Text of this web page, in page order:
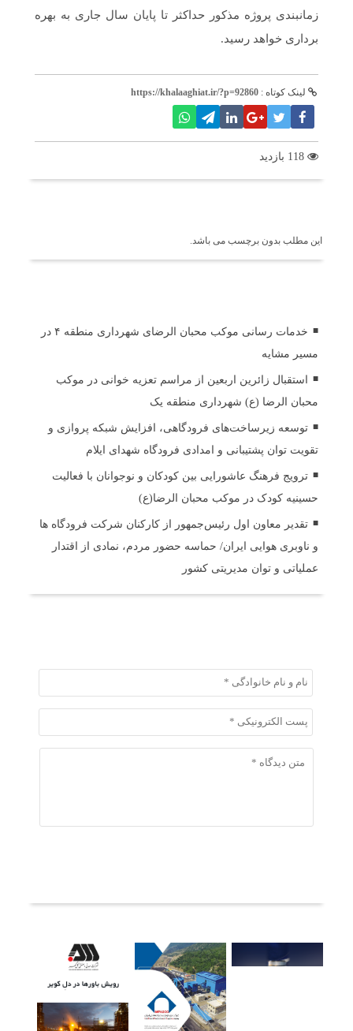
زمانبندی پروژه مذکور حداکثر تا پایان سال جاری به بهره
برداری خواهد رسید.
لینک کوتاه : https://khalaaghiat.ir/?p=92860
این مطلب بدون برچسب می باشد.
خدمات رسانی موکب محبان الرضای شهرداری منطقه ۴ در
مسیر مشایه
استقبال زائرین اربعین از مراسم تعزیه خوانی در موکب
محبان الرضا (ع) شهرداری منطقه یک
توسعه زیرساخت‌های فرودگاهی، افزایش شبکه پروازی و
تقویت توان پشتیبانی و امدادی فرودگاه شهدای ایلام
ترویج فرهنگ عاشورایی بین کودکان و نوجوانان با فعالیت
حسینیه کودک در موکب محبان الرضا(ع)
تقدیر معاون اول رئیس‌جمهور از کارکنان شرکت فرودگاه ها
و ناوبری هوایی ایران/ حماسه حضور مردم، نمادی از اقتدار
عملیاتی و توان مدیریتی کشور